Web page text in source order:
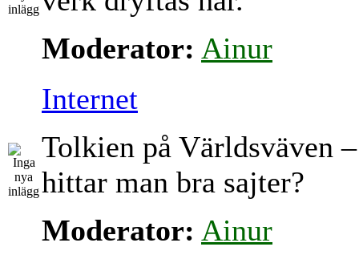
Moderator: Ainur
Internet
Tolkien på Världsväven
hittar man bra sajter?
Moderator: Ainur